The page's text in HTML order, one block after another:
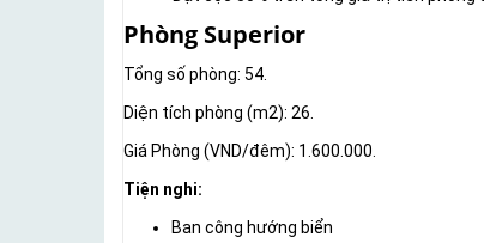
Phòng Superior
Tổng số phòng: 54.
Diện tích phòng (m2): 26.
Giá Phòng (VND/đêm): 1.600.000.
Tiện nghi:
Ban công hướng biển